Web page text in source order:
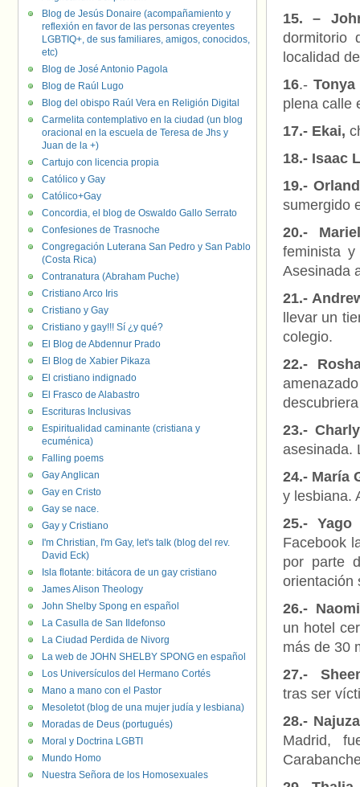
15. –
dormitorio
localidad
16.- Tonya
plena calle
17.- Ekai,
18.- Isaac
19.-
sumergido
20.-
feminista
Asesinada
21.-
llevar un
colegio.
22.-
23.-
asesinada.
24.- María
y lesbiana.
25.- Yago
Facebook
por parte
orientación
26.-
un hotel
más de 30
27.-
tras ser
28.-
Madrid,
Blog de Jesús Donaire (acompañamiento y
reflexión en favor de las personas creyentes
LGBTIQ+, de sus familiares, amigos, conocidos,
etc)
Blog de José Antonio Pagola
Blog de Raúl Lugo
Blog del obispo Raúl Vera en Religión Digital
Carmelita contemplativo en la ciudad (un blog
oracional en la escuela de Teresa de Jhs y
Juan de la +)
Cartujo con licencia propia
Católico y Gay
Católico+Gay
Concordia, el blog de Oswaldo Gallo Serrato
Confesiones de Trasnoche
Congregación Luterana San Pedro y San Pablo
(Costa Rica)
Contranatura (Abraham Puche)
Cristiano Arco Iris
Cristiano y Gay
Cristiano y gay!!! Sí ¿y qué?
El Blog de Abdennur Prado
El Blog de Xabier Pikaza
El cristiano indignado
El Frasco de Alabastro
Escrituras Inclusivas
Espiritualidad caminante (cristiana y
ecuménica)
Falling poems
Gay Anglican
Gay en Cristo
Gay se nace.
Gay y Cristiano
I'm Christian, I'm Gay, let's talk (blog del rev.
David Eck)
Isla flotante: bitácora de un gay cristiano
James Alison Theology
John Shelby Spong en español
La Casulla de San Ildefonso
La Ciudad Perdida de Nivorg
La web de JOHN SHELBY SPONG en español
Los Universículos del Hermano Cortés
Mano a mano con el Pastor
Mesoletot (blog de una mujer judía y lesbiana)
Moradas de Deus (portugués)
Moral y Doctrina LGBTI
Mundo Homo
Nuestra Señora de los Homosexuales